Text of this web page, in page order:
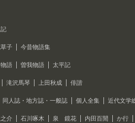
子
今昔物語集
語 曽我物語
太平記
滝沢馬琴 上田秋成
俳諧
同人誌・地方誌・一般誌 個人全集
近代文学
介 石川啄木 泉 鏡花 内田百閒
か行